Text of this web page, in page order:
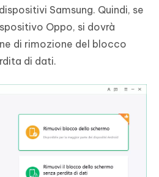
Samsung. Quindi, se
Oppo, si dovrà
di rimozione del blocco
di dati.